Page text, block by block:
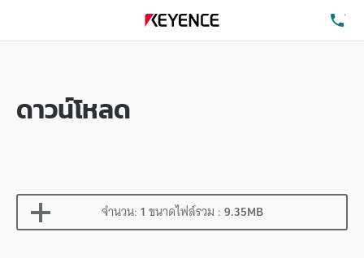
ดาวน์โหลด
จำนวน:1ขนาดไฟล์รวม :9.35MB